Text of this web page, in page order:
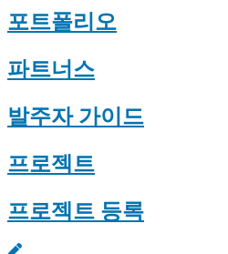
포트폴리오
파트너스
발주자 가이드
프로젝트
프로젝트 등록